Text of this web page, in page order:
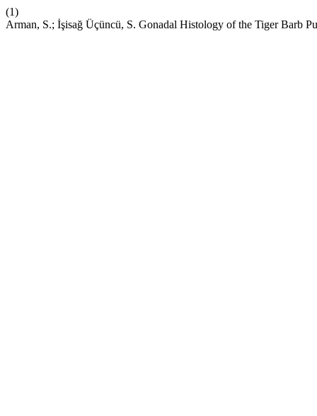
(1)
Arman, S.; İşisağ Üçüncü, S. Gonadal Histology of the Tiger Barb